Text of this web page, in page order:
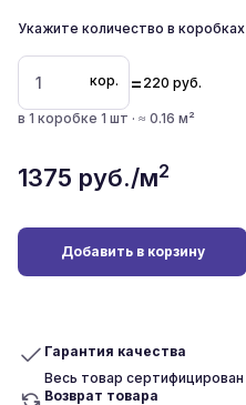
Укажите количество в коробках
кор. = 220 руб.
в 1 коробке 1 шт · ≈ 0.16 м²
1375 руб./м2
Добавить в корзину
Гарантия качества
Весь товар сертифицирован
Возврат товара